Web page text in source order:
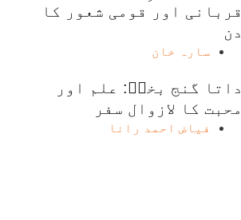
قربانی اور قومی شعور کا
دن
سارہ خان
داتا گنج بخشؒ: علم اور
محبت کا لازوال سفر
فیاض احمد رانا